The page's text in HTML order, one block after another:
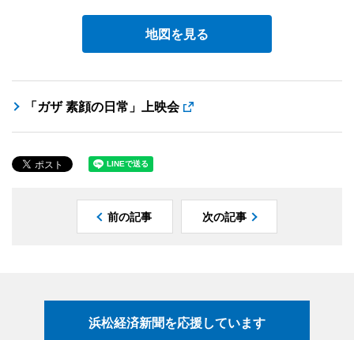
地図を見る
「ガザ 素顔の日常」上映会
前の記事 次の記事
浜松経済新聞を応援しています